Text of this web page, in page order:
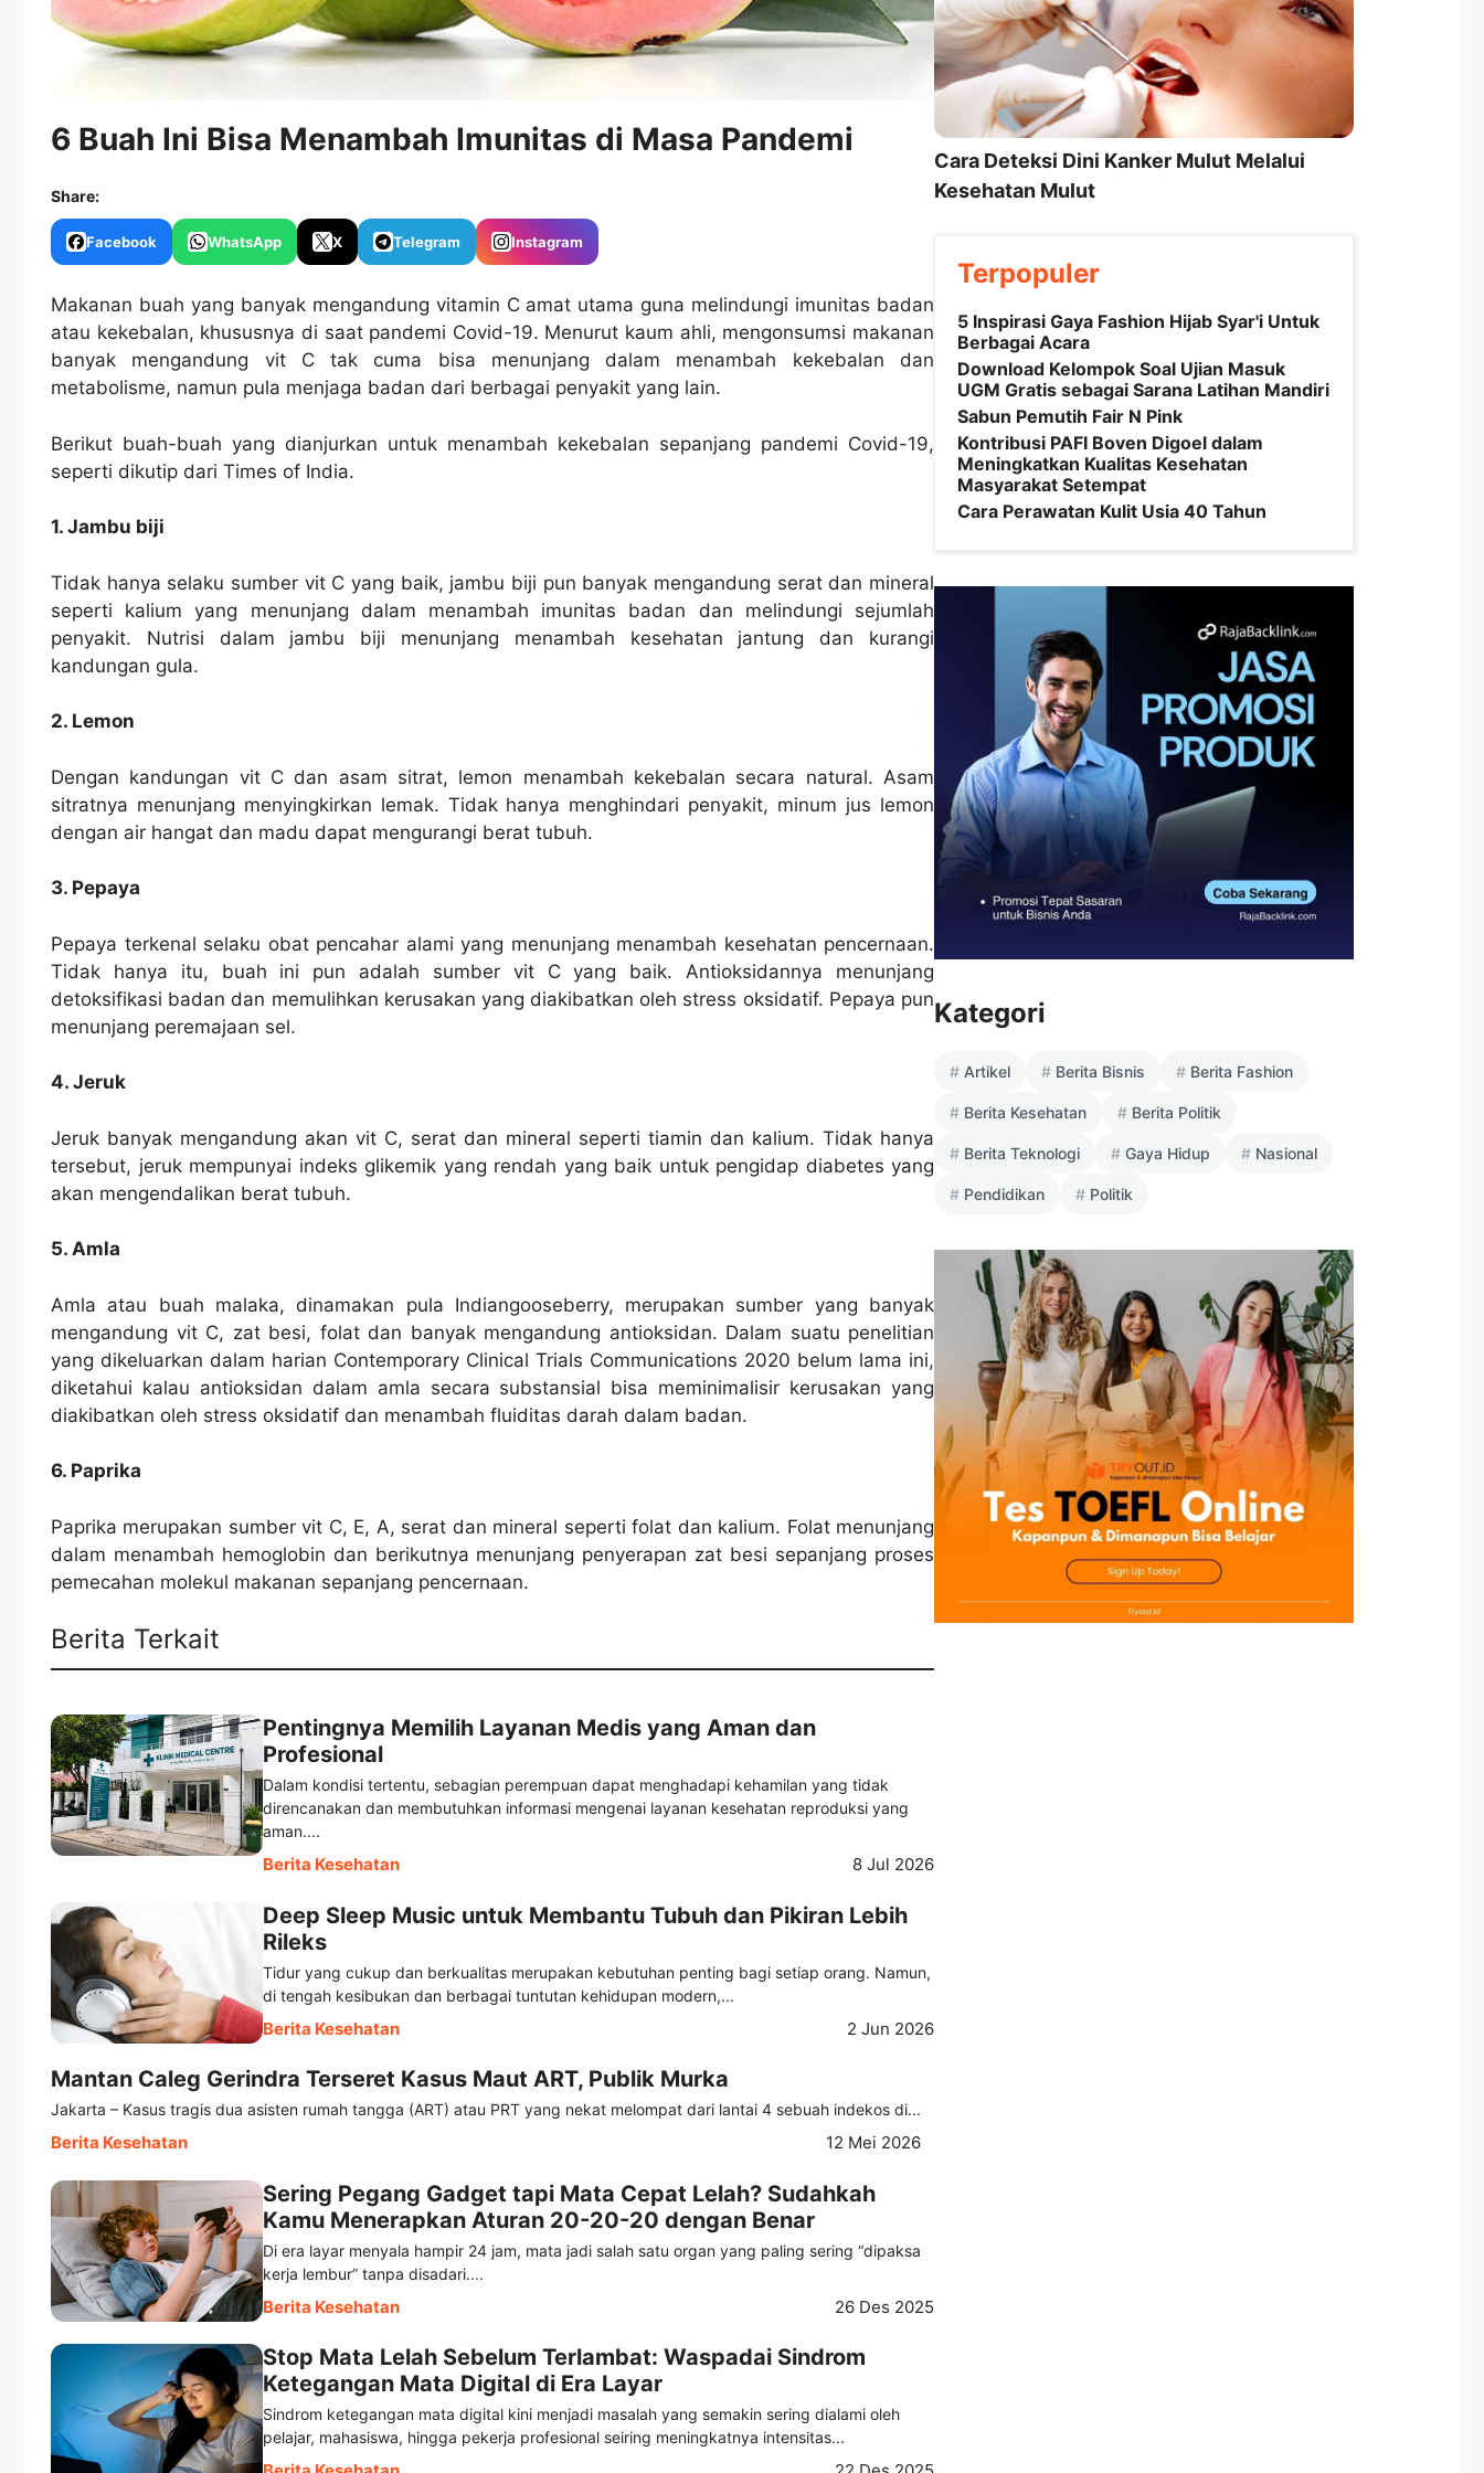
6 Buah Ini Bisa Menambah Imunitas di Masa Pandemi
Share:
Facebook WhatsApp X Telegram Instagram
Makanan buah yang banyak mengandung vitamin C amat utama guna melindungi imunitas badan
atau kekebalan, khususnya di saat pandemi Covid-19. Menurut kaum ahli, mengonsumsi makanan
banyak mengandung vit C tak cuma bisa menunjang dalam menambah kekebalan dan
metabolisme, namun pula menjaga badan dari berbagai penyakit yang lain.
Berikut buah-buah yang dianjurkan untuk menambah kekebalan sepanjang pandemi Covid-19,
seperti dikutip dari Times of India.
1. Jambu biji
Tidak hanya selaku sumber vit C yang baik, jambu biji pun banyak mengandung serat dan mineral
seperti kalium yang menunjang dalam menambah imunitas badan dan melindungi sejumlah
penyakit. Nutrisi dalam jambu biji menunjang menambah kesehatan jantung dan kurangi
kandungan gula.
2. Lemon
Dengan kandungan vit C dan asam sitrat, lemon menambah kekebalan secara natural. Asam
sitratnya menunjang menyingkirkan lemak. Tidak hanya menghindari penyakit, minum jus lemon
dengan air hangat dan madu dapat mengurangi berat tubuh.
3. Pepaya
Pepaya terkenal selaku obat pencahar alami yang menunjang menambah kesehatan pencernaan.
Tidak hanya itu, buah ini pun adalah sumber vit C yang baik. Antioksidannya menunjang
detoksifikasi badan dan memulihkan kerusakan yang diakibatkan oleh stress oksidatif. Pepaya pun
menunjang peremajaan sel.
4. Jeruk
Jeruk banyak mengandung akan vit C, serat dan mineral seperti tiamin dan kalium. Tidak hanya
tersebut, jeruk mempunyai indeks glikemik yang rendah yang baik untuk pengidap diabetes yang
akan mengendalikan berat tubuh.
5. Amla
Amla atau buah malaka, dinamakan pula Indiangooseberry, merupakan sumber yang banyak
mengandung vit C, zat besi, folat dan banyak mengandung antioksidan. Dalam suatu penelitian
yang dikeluarkan dalam harian Contemporary Clinical Trials Communications 2020 belum lama ini,
diketahui kalau antioksidan dalam amla secara substansial bisa meminimalisir kerusakan yang
diakibatkan oleh stress oksidatif dan menambah fluiditas darah dalam badan.
6. Paprika
Paprika merupakan sumber vit C, E, A, serat dan mineral seperti folat dan kalium. Folat menunjang
dalam menambah hemoglobin dan berikutnya menunjang penyerapan zat besi sepanjang proses
pemecahan molekul makanan sepanjang pencernaan.
Berita Terkait
Pentingnya Memilih Layanan Medis yang Aman dan
Profesional
Dalam kondisi tertentu, sebagian perempuan dapat menghadapi kehamilan yang tidak
direncanakan dan membutuhkan informasi mengenai layanan kesehatan reproduksi yang
aman....
Berita Kesehatan 8 Jul 2026
Deep Sleep Music untuk Membantu Tubuh dan Pikiran Lebih
Rileks
Tidur yang cukup dan berkualitas merupakan kebutuhan penting bagi setiap orang. Namun,
di tengah kesibukan dan berbagai tuntutan kehidupan modern,...
Berita Kesehatan 2 Jun 2026
Mantan Caleg Gerindra Terseret Kasus Maut ART, Publik Murka
Jakarta – Kasus tragis dua asisten rumah tangga (ART) atau PRT yang nekat melompat dari lantai 4 sebuah indekos di...
Berita Kesehatan 12 Mei 2026
Sering Pegang Gadget tapi Mata Cepat Lelah? Sudahkah
Kamu Menerapkan Aturan 20-20-20 dengan Benar
Di era layar menyala hampir 24 jam, mata jadi salah satu organ yang paling sering “dipaksa
kerja lembur” tanpa disadari....
Berita Kesehatan 26 Des 2025
Stop Mata Lelah Sebelum Terlambat: Waspadai Sindrom
Ketegangan Mata Digital di Era Layar
Sindrom ketegangan mata digital kini menjadi masalah yang semakin sering dialami oleh
pelajar, mahasiswa, hingga pekerja profesional seiring meningkatnya intensitas...
Cara Deteksi Dini Kanker Mulut Melalui
Kesehatan Mulut
Terpopuler
5 Inspirasi Gaya Fashion Hijab Syar'i Untuk
Berbagai Acara
Download Kelompok Soal Ujian Masuk
UGM Gratis sebagai Sarana Latihan Mandiri
Sabun Pemutih Fair N Pink
Kontribusi PAFI Boven Digoel dalam
Meningkatkan Kualitas Kesehatan
Masyarakat Setempat
Cara Perawatan Kulit Usia 40 Tahun
Kategori
Artikel Berita Bisnis Berita Fashion
Berita Kesehatan Berita Politik
Berita Teknologi Gaya Hidup Nasional
Pendidikan Politik